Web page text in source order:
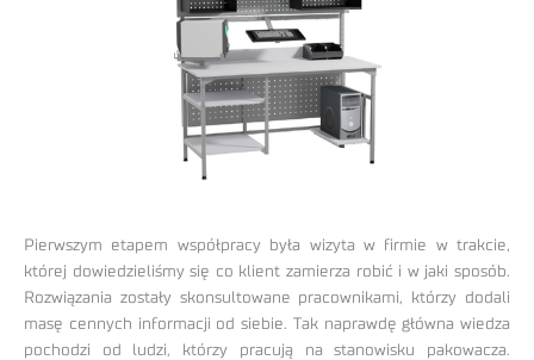
Pierwszym etapem współpracy była wizyta w firmie w trakcie,
której dowiedzieliśmy się co klient zamierza robić i w jaki sposób.
Rozwiązania zostały skonsultowane pracownikami, którzy dodali
masę cennych informacji od siebie. Tak naprawdę główna wiedza
pochodzi od ludzi, którzy pracują na stanowisku pakowacza.